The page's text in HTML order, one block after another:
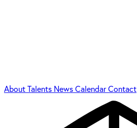
AboutTalents NewsCalendarContact